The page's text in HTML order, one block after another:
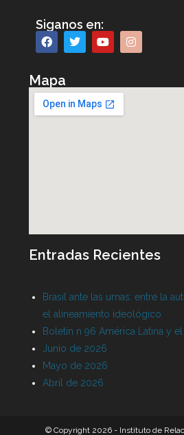
Siganos en:
Mapa
Entradas Recientes
Brasil ante las urnas: entre la
el alineamiento ideológico
Boletín n 96 América Latina y
Junio de 2026
Mayo de 2026
Abril de 2026
© Copyright 2026 - Instituto de